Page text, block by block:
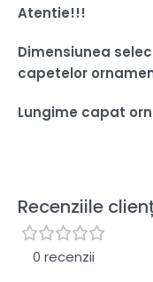
Atentie!!!
Dimensiunea
capetelor
Lungime capat
Recenziile
0 recenzii